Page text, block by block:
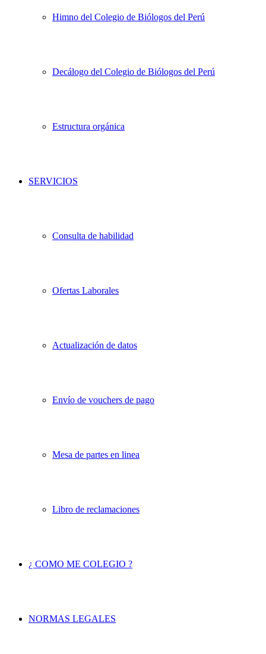
Himno del Colegio de Biólogos del Perú
Decálogo del Colegio de Biólogos del Perú
Estructura orgánica
SERVICIOS
Consulta de habilidad
Ofertas Laborales
Actualización de datos
Envío de vouchers de pago
Mesa de partes en linea
Libro de reclamaciones
¿ COMO ME COLEGIO ?
NORMAS LEGALES